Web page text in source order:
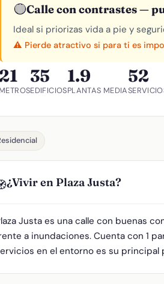
🟡Calle con contrastes —
Ideal si priorizas vida a pie y
⚠️ Pierde atractivo si para ti es
21
METROS
35
EDIFICIOS
1.9
PLANTAS MEDIA
52
¿Vivir en Plaza Justa?
Justa es una calle con buenas
a inundaciones. Cuenta con 1
en el entorno es su principal